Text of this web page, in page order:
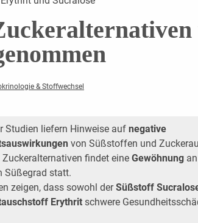
& Stoffwechsel
Studien liefern Hinweise auf negative
von Süßstoffen und
findet eine Gewöhnungan
Süßegrad statt.
zeigen, dass sowohl derSüßstoff
Erythritschwere